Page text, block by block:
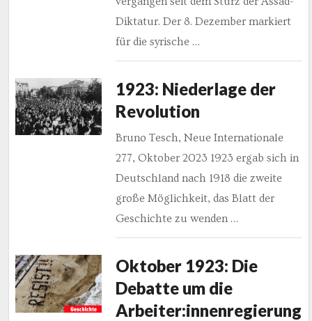
Diktatur. Der 8. Dezember markiert
für die syrische …
1923: Niederlage der
Revolution
Bruno Tesch, Neue Internationale
277, Oktober 2023 1923 ergab sich in
Deutschland nach 1918 die zweite
große Möglichkeit, das Blatt der
Geschichte zu wenden …
Oktober 1923: Die
Debatte um die
Arbeiter:innenregierung